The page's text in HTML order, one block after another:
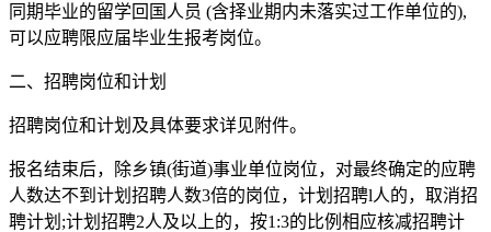
同期毕业的留学回国人员 (含择业期内未落实过工作单位的),
可以应聘限应届毕业生报考岗位。
二、招聘岗位和计划
招聘岗位和计划及具体要求详见附件。
报名结束后，除乡镇(街道)事业单位岗位，对最终确定的应聘
人数达不到计划招聘人数3倍的岗位，计划招聘l人的，取消招
聘计划;计划招聘2人及以上的，按1:3的比例相应核减招聘计